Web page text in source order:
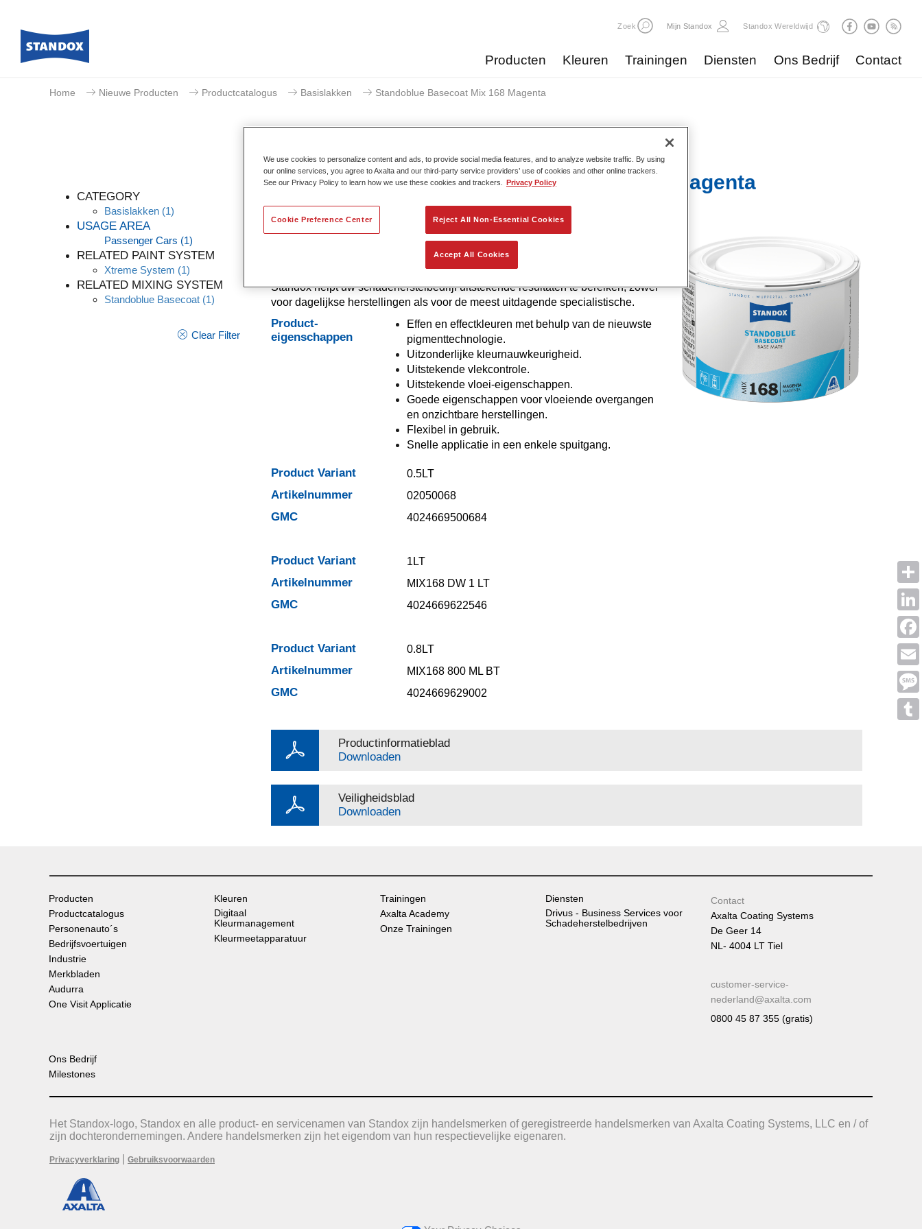
Zoek Mijn Standox Standox Wereldwijd
Producten Kleuren Trainingen Diensten Ons Bedrijf Contact
Email
Home Nieuwe Producten Productcatalogus Basislakken Standoblue Basecoat Mix 168 Magenta
CATEGORY
Basislakken (1)
USAGE AREA
Passenger Cars (1)
RELATED PAINT SYSTEM
Xtreme System (1)
RELATED MIXING SYSTEM
Standoblue Basecoat (1)
Clear Filter
Standoblue Basecoat Mix 168 Magenta
Dankzij de continue ontwikkeling biedt Standoblue Basislak de hoogste
kleurnauwkeurigheid. Dat komt omdat kleurcompetentie, technologische
knowhow en het voldoen aan de hoogste normen allemaal in ons DNA zitten.
Standox helpt uw ​​schadeherstelbedrijf uitstekende resultaten te bereiken, zowel
voor dagelijkse herstellingen als voor de meest uitdagende specialistische.
Product-
eigenschappen
Effen en effectkleuren met behulp van de nieuwste
pigmenttechnologie.
Uitzonderlijke kleurnauwkeurigheid.
Uitstekende vlekcontrole.
Uitstekende vloei-eigenschappen.
Goede eigenschappen voor vloeiende overgangen
en onzichtbare herstellingen.
Flexibel in gebruik.
Snelle applicatie in een enkele spuitgang.
Product Variant 0.5LT
Artikelnummer 02050068
GMC 4024669500684
Product Variant 1LT
Artikelnummer MIX168 DW 1 LT
GMC 4024669622546
Product Variant 0.8LT
Artikelnummer MIX168 800 ML BT
GMC 4024669629002
Productinformatieblad
Downloaden
Veiligheidsblad
Downloaden
Producten
Productcatalogus
Personenauto´s
Bedrijfsvoertuigen
Industrie
Merkbladen
Audurra
One Visit Applicatie
Kleuren
Digitaal
Kleurmanagement
Kleurmeetapparatuur
Trainingen
Axalta Academy
Onze Trainingen
Diensten
Drivus - Business Services voor
Schadeherstelbedrijven
Ons Bedrijf
Milestones
Contact
Axalta Coating Systems
De Geer 14
NL- 4004 LT Tiel
customer-service-
nederland@axalta.com
0800 45 87 355 (gratis)
Het Standox-logo, Standox en alle product- en servicenamen van Standox zijn handelsmerken of geregistreerde handelsmerken van Axalta Coating Systems, LLC en / of
zijn dochterondernemingen. Andere handelsmerken zijn het eigendom van hun respectievelijke eigenaren.
Privacyverklaring Gebruiksvoorwaarden
We use cookies to personalize content and ads, to provide social media features, and to analyze website traffic. By using
our online services, you agree to Axalta and our third-party service providers’ use of cookies and other online trackers.
See our Privacy Policy to learn how we use these cookies and trackers.
Privacy Policy
Reject All Non-Essential Cookies
Accept All Cookies
Cookie Preference Center